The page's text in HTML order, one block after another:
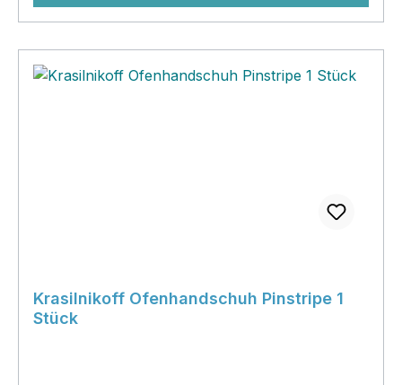
Krasilnikoff Ofenhandschuh Pinstripe 1
Stück